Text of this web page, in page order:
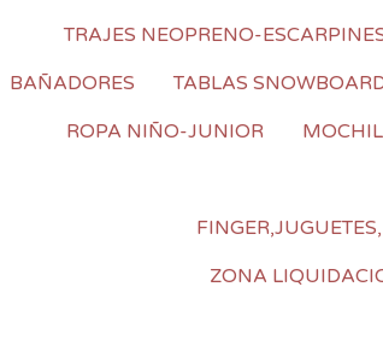
TRAJES NEOPRENO-
BAÑADORES
TABLAS
ROPA NIÑO-JUNIOR
ZONA